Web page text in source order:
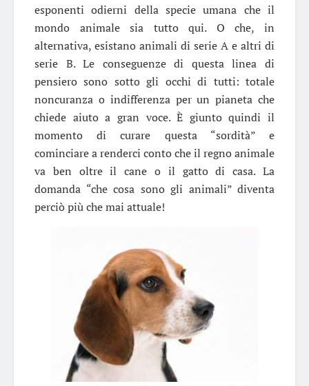
esponenti odierni della specie umana che il
mondo animale sia tutto qui. O che, in
alternativa, esistano animali di serie A e altri di
serie B. Le conseguenze di questa linea di
pensiero sono sotto gli occhi di tutti: totale
noncuranza o indifferenza per un pianeta che
chiede aiuto a gran voce. È giunto quindi il
momento di curare questa “sordità” e
cominciare a renderci conto che il regno animale
va ben oltre il cane o il gatto di casa. La
domanda “che cosa sono gli animali” diventa
perciò più che mai attuale!